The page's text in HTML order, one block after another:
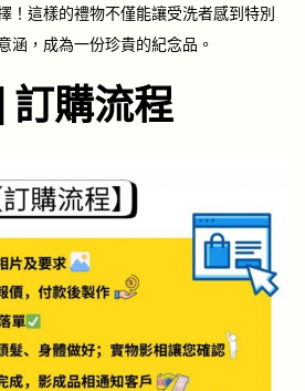
！這樣的禮物不僅能讓受洗者感到特別
涵，成為一份珍貴的紀念品。
訂購流程